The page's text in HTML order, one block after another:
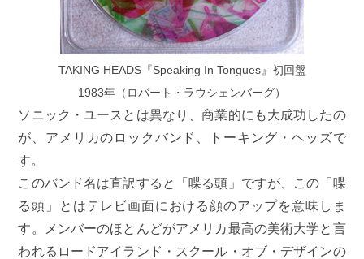
TAKING HEADS『Speaking In Tongues』初回盤
1983年（ロバート・ラウシェンバーグ）
ソニック・ユースとは異なり、商業的にも大成功したの
が、アメリカのロックバンド、トーキング・ヘッズで
す。
このバンド名は直訳すると「喋る頭」ですが、この「喋
る頭」とはテレビ画面における顔のアップを意味しま
す。メンバーのほとんどがアメリカ最高の美術大学と言
われるロードアイランド・スクール・オブ・デザインの